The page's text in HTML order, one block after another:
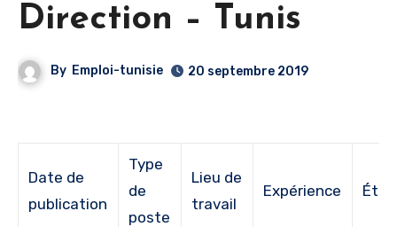
Direction – Tunis
By Emploi-tunisie 20 septembre 2019
Date de
publication
Type
de
poste
Lieu de
travail
Expérience